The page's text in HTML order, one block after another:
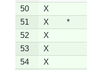
50
X
51
X *
52
X
53
X
54
X